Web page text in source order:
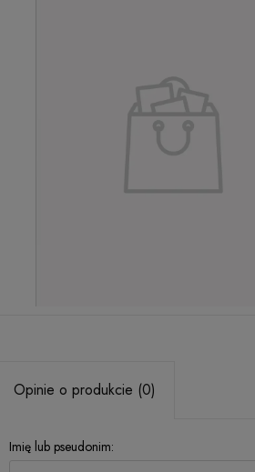
Opinie o produkcie (0)
Imię lub pseudonim: